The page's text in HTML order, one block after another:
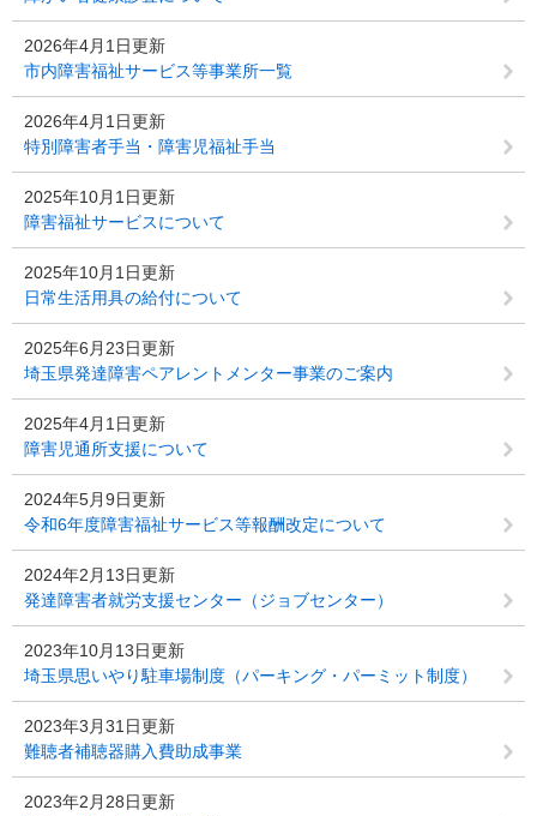
2026年4月1日更新
市内障害福祉サービス等事業所一覧
2026年4月1日更新
特別障害者手当・障害児福祉手当
2025年10月1日更新
障害福祉サービスについて
2025年10月1日更新
日常生活用具の給付について
2025年6月23日更新
埼玉県発達障害ペアレントメンター事業のご案内
2025年4月1日更新
障害児通所支援について
2024年5月9日更新
令和6年度障害福祉サービス等報酬改定について
2024年2月13日更新
発達障害者就労支援センター（ジョブセンター）
2023年10月13日更新
埼玉県思いやり駐車場制度（パーキング・パーミット制度）
2023年3月31日更新
難聴者補聴器購入費助成事業
2023年2月28日更新